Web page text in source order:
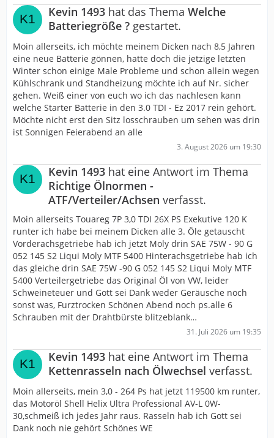
Kevin 1493 hat das Thema Welche
Batteriegröße ? gestartet.
Moin allerseits, ich möchte meinem Dicken nach 8,5 Jahren
eine neue Batterie gönnen, hatte doch die jetzige letzten
Winter schon einige Male Probleme und schon allein wegen
Kühlschrank und Standheizung möchte ich auf Nr. sicher
gehen. Weiß einer von euch wo ich das nachlesen kann
welche Starter Batterie in den 3.0 TDI - Ez 2017 rein gehört.
Möchte nicht erst den Sitz losschrauben um sehen was drin
ist Sonnigen Feierabend an alle
3. August 2026 um 19:30
Kevin 1493 hat eine Antwort im Thema
Richtige Ölnormen -
ATF/Verteiler/Achsen verfasst.
Moin allerseits Touareg 7P 3,0 TDI 26X PS Exekutive 120 K
runter ich habe bei meinem Dicken alle 3. Öle getauscht
Vorderachsgetriebe hab ich jetzt Moly drin SAE 75W - 90 G
052 145 S2 Liqui Moly MTF 5400 Hinterachsgetriebe hab ich
das gleiche drin SAE 75W -90 G 052 145 S2 Liqui Moly MTF
5400 Verteilergetriebe das Original Öl von VW, leider
Schweineteuer und Gott sei Dank weder Geräusche noch
sonst was, Furztrocken Schönen Abend noch ps.alle 6
Schrauben mit der Drahtbürste blitzeblank…
31. Juli 2026 um 19:35
Kevin 1493 hat eine Antwort im Thema
Kettenrasseln nach Ölwechsel verfasst.
Moin allerseits, mein 3,0 - 264 Ps hat jetzt 119500 km runter,
das Motoröl Shell Helix Ultra Professional AV-L 0W-
30,schmeiß ich jedes Jahr raus. Rasseln hab ich Gott sei
Dank noch nie gehört Schönes WE